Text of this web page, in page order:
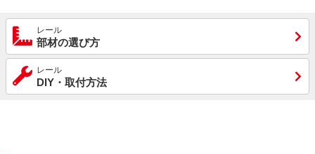
レール
部材の選び方
レール
DIY・取付方法